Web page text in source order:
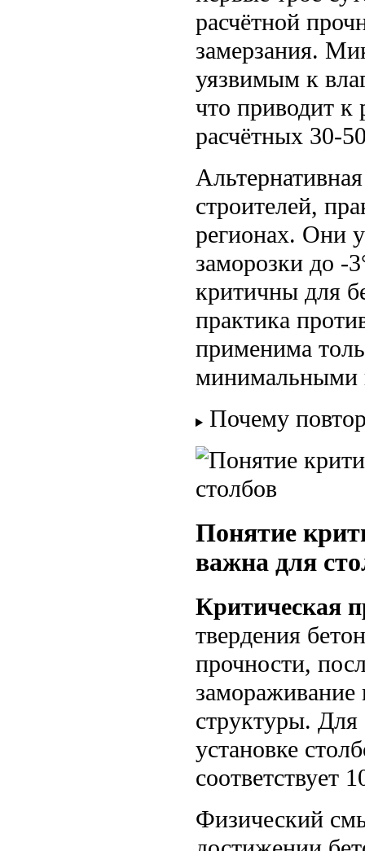
расчётной
замерзания.
уязвимым к
что приводит к
расчётных 30-
строителей,
регионах. Они
заморозки до -
критичны для
практика
применима
минимальными
Почему
Понятие
важна для
Критическая
твердения
прочности,
структуры.
установке
соответствует
Физический